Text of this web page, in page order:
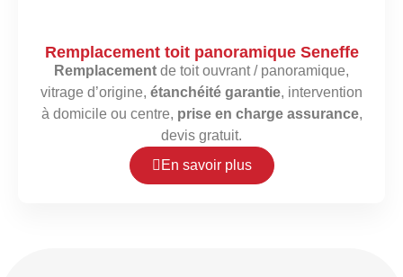
Remplacement toit panoramique Seneffe
Remplacement de toit ouvrant / panoramique,
vitrage d’origine, étanchéité garantie, intervention
à domicile ou centre, prise en charge assurance,
devis gratuit.
En savoir plus